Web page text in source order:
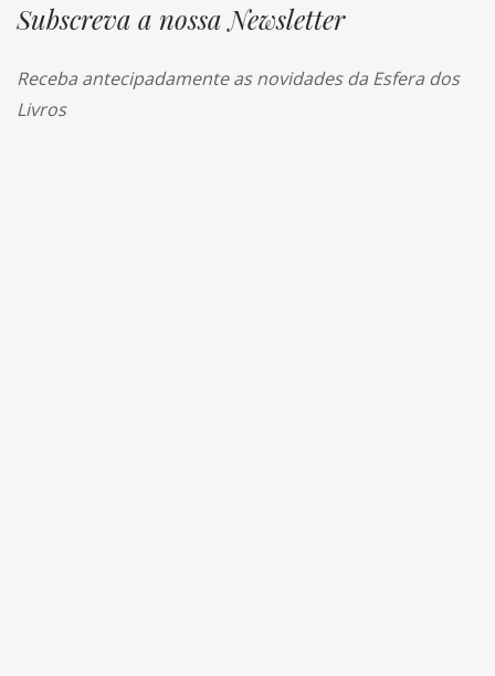
Subscreva a nossa Newsletter
Receba antecipadamente as novidades da Esfera dos
Livros